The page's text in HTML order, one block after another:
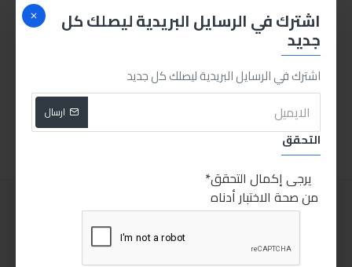
اشترك في الرسايل البريدية ليصلك كل
جديد
اشترك في الرسايل البريدية ليصلك كل جديد
ارسال
التحقق
يرجى إكمال التحقق
من صحة الاختبار أدناه
انجكو صليبة ربط عجل للسيارات HRCW40231
210.00LE
اضافة للسلة
280.00LE